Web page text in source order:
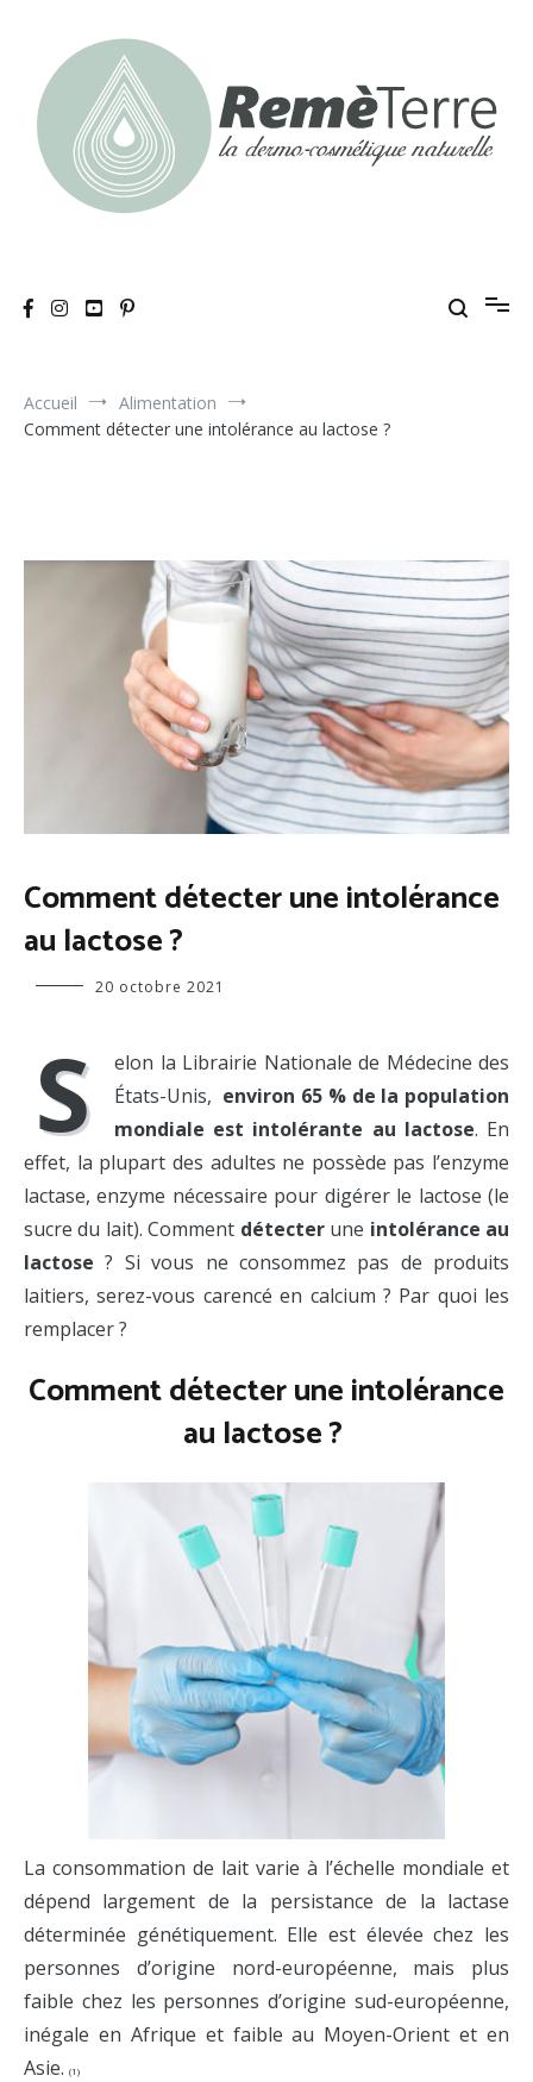
contenu
Accueil
Alimentation
Comment détecter une intolérance au lactose ?
Comment détecter une intolérance
au lactose ?
Virginie 20 octobre 2021
S
elon la Librairie Nationale de Médecine des
États-Unis, environ 65 % de la population
mondiale est intolérante au lactose. En
effet, la plupart des adultes ne possède pas l’enzyme
lactase, enzyme nécessaire pour digérer le lactose (le
sucre du lait). Comment détecterune intolérance au
lactose ? Si vous ne consommez pas de produits
laitiers, serez-vous carencé en calcium ? Par quoi les
remplacer ?
Comment détecter une intolérance
au lactose ?
La consommation de lait varie à l’échelle mondiale et
dépend largement de la persistance de la lactase
déterminée génétiquement. Elle est élevée chez les
personnes d’origine nord-européenne, mais plus
faible chez les personnes d’origine sud-européenne,
inégale en Afrique et faible au Moyen-Orient et en
Asie. (1)